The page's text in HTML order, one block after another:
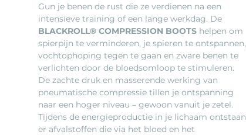
Gun je benen de rust die ze verdienen na een
intensieve training of een lange werkdag. De
BLACKROLL® COMPRESSION BOOTS helpen om
spierpijn te verminderen, je spieren te ontspannen,
vochtophoping tegen te gaan en zware benen te
verlichten door de bloedsomloop te stimuleren.
De zachte druk en masserende werking van
pneumatische compressie tillen je ontspanning
naar een hoger niveau – gewoon vanuit je zetel.
Tijdens de energieproductie in je lichaam ontstaan
er afvalstoffen die via het bloed en het